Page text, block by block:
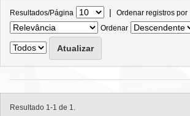
Resultados/Página | Ordenar registros por
Ordenar
Resultado 1-1 de 1.